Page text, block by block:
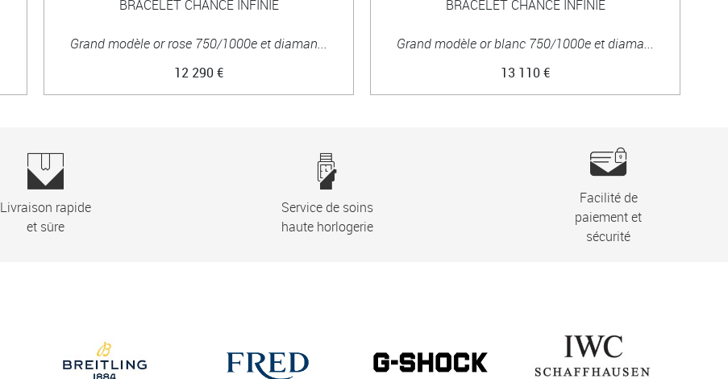
BRACELET CHANCE INFINIE
Grand modèle or rose 750/1000e et diaman...
12 290 €
BRACELET CHANCE INFINIE
Grand modèle or blanc 750/1000e et diama...
13 110 €
Livraison rapide
et sûre
Service de soins
haute horlogerie
Facilité de
paiement et
sécurité